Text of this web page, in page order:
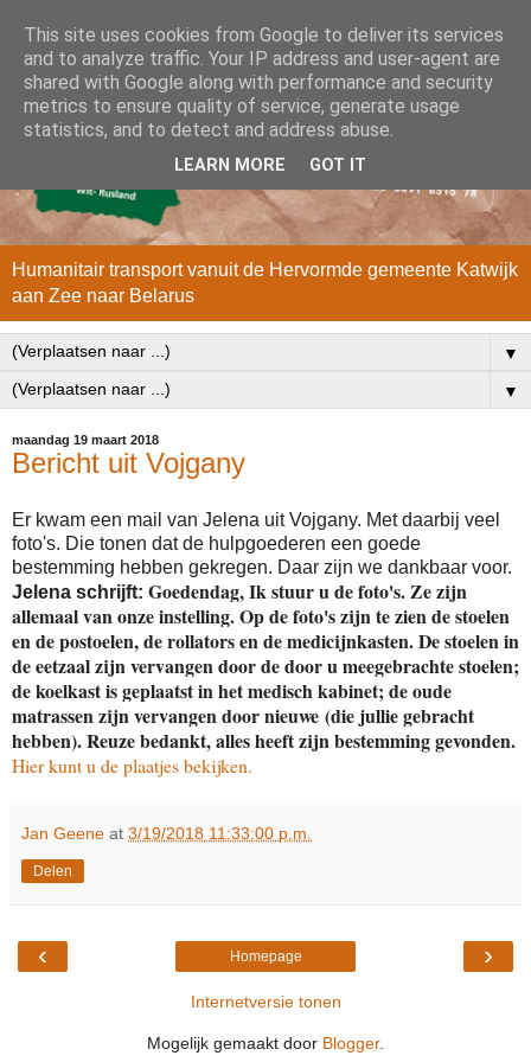
Humanitair transport vanuit de Hervormde gemeente Katwijk
aan Zee naar Belarus
▼
▼
maandag 19 maart 2018
Bericht uit Vojgany
Er kwam een mail van Jelena uit Vojgany. Met daarbij veel
foto's. Die tonen dat de hulpgoederen een goede
bestemming hebben gekregen. Daar zijn we dankbaar voor.
Jelena schrijft: Goedendag, Ik stuur u de foto's. Ze zijn
allemaal van onze instelling. Op de foto's zijn te zien de stoelen
en de postoelen, de rollators en de medicijnkasten. De stoelen in
de eetzaal zijn vervangen door de door u meegebrachte stoelen;
de koelkast is geplaatst in het medisch kabinet; de oude
matrassen zijn vervangen door nieuwe ​(die jullie gebracht
hebben). Reuze bedankt, alles heeft zijn bestemming gevonden.
Hier kunt u de plaatjes bekijken.
Jan Geene at 3/19/2018 11:33:00 p.m.
Delen
‹ ›
Homepage
Internetversie tonen
Mogelijk gemaakt door Blogger.
This site uses cookies from Google to deliver its services
and to analyze traffic. Your IP address and user-agent are
shared with Google along with performance and security
metrics to ensure quality of service, generate usage
statistics, and to detect and address abuse.
LEARN MORE GOT IT